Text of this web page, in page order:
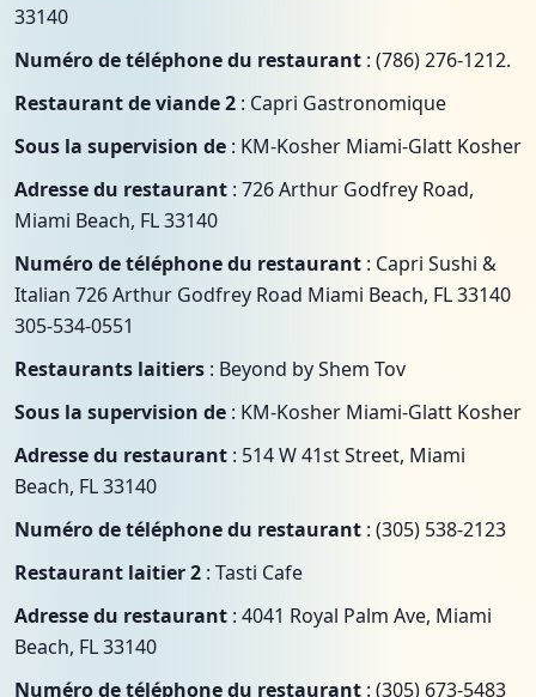
33140
Numéro de téléphone du restaurant : (786) 276-1212.
Restaurant de viande 2 : Capri Gastronomique
Sous la supervision de : KM-Kosher Miami-Glatt Kosher
Adresse du restaurant : 726 Arthur Godfrey Road,
Miami Beach, FL 33140
Numéro de téléphone du restaurant : Capri Sushi &
Italian 726 Arthur Godfrey Road Miami Beach, FL 33140
305-534-0551
Restaurants laitiers : Beyond by Shem Tov
Sous la supervision de : KM-Kosher Miami-Glatt Kosher
Adresse du restaurant : 514 W 41st Street, Miami
Beach, FL 33140
Numéro de téléphone du restaurant : (305) 538-2123
Restaurant laitier 2 : Tasti Cafe
Adresse du restaurant : 4041 Royal Palm Ave, Miami
Beach, FL 33140
Numéro de téléphone du restaurant : (305) 673-5483